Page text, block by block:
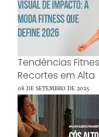
Tendências
Recortes em Alta
08 DE SETEMBRO DE 2025